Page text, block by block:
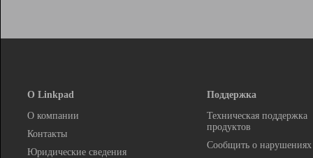
О Linkpad
О компании
Контакты
Юридические сведения
Поддержка
Техническая поддержка
продуктов
Сообщить о нарушениях